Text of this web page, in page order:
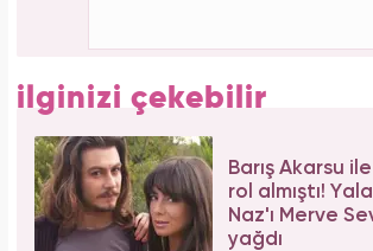
Bağcılar'da 06.06.2026